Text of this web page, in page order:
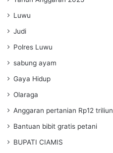
Luwu
Judi
Polres Luwu
sabung ayam
Gaya Hidup
Olaraga
Anggaran pertanian Rp12 triliun
Bantuan bibit gratis petani
BUPATI CIAMIS